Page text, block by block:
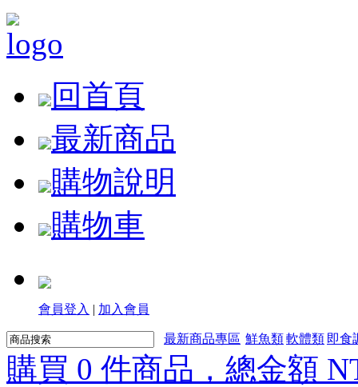
回首頁
最新商品
購物說明
購物車
會員登入 | 加入會員
最新商品專區 鮮魚類軟體類 即食
購買 0 件商品，總金額